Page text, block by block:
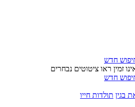
חדש
זמין ראו ציטוטים נבחרים
חדש
בגין תולדות חייו